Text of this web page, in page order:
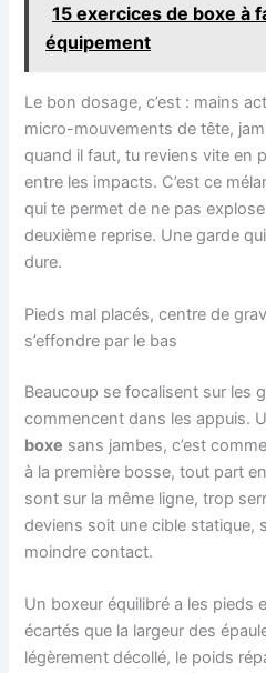
15 exercices de boxe à
équipement
Le bon dosage, c’est : mains
micro-mouvements de tête,
quand il faut, tu reviens vite en
entre les impacts. C’est ce
qui te permet de ne pas
deuxième reprise. Une garde
dure.
Pieds mal placés, centre de
s’effondre par le bas
Beaucoup se focalisent sur les
commencent dans les appuis.
boxe sans jambes, c’est
à la première bosse, tout part
sont sur la même ligne, trop
deviens soit une cible statique,
moindre contact.
Un boxeur équilibré a les pieds
écartés que la largeur des
légèrement décollé, le poids